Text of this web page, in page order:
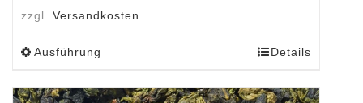
zzgl. Versandkosten
Ausführung
weist
Details